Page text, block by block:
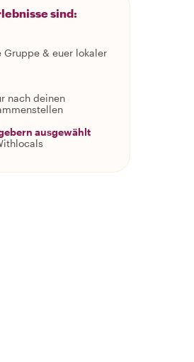
sind:
Gruppe & euer lokaler
nach deinen
ausgewählt